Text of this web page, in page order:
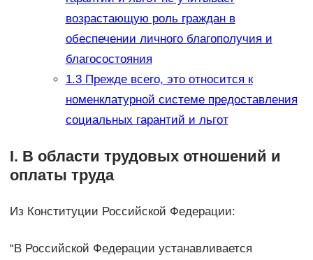
возрастающую роль граждан в
обеспечении личного благополучия и
благосостояния
1.3Прежде всего, это относится к
номенклатурной системе предоставления
социальных гарантий и льгот
I. В области трудовых отношений и
оплаты труда
Из Конституции Российской Федерации:
“В Российской Федерации устанавливается